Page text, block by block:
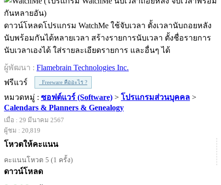
ดาวน์โหลดโปรแกรม WatchMe ใช้จับเวลา ตั้งเวลานับถอยหลัง
นับพร้อมกันได้หลายเวลา สร้างรายการนับเวลา ตั้งชื่อรายการ
นับเวลาเองได้ ใส่รายละเอียดรายการ และอื่นๆ ได้
ผู้พัฒนา : Flamebrain Technologies Inc.
ฟรีแวร์
Freeware คืออะไร ?
หมวดหมู่ : ซอฟต์แวร์ (Software) > โปรแกรมส่วนบุคคล >
Calendars & Planners & Genealogy
เมื่อ : 29 มีนาคม 2567
ผู้ชม : 20,819
โหวตให้คะแนน
คะแนนโหวต 5 (1 ครั้ง)
ดาวน์โหลด